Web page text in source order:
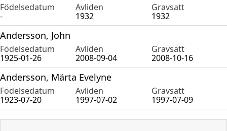
Födelsedatum Avliden
Gravsatt
-
1932 1932
Andersson, John
Födelsedatum Avliden
Gravsatt
1925-01-26
2008-09-04 2008-10-16
Andersson, Märta Evelyne
Födelsedatum Avliden
Gravsatt
1923-07-20
1997-07-02 1997-07-09